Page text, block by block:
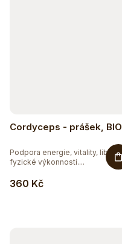
Cordyceps - prášek, BIO
360 Kč
Podpora energie, vitality, libida,
fyzické výkonnosti....
Sleva až 20 %